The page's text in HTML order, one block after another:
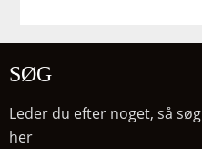
SØG
Leder du efter noget, så søg
her